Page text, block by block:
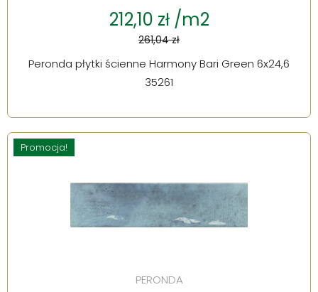
212,10 zł /m2
261,04 zł
Peronda płytki ścienne Harmony Bari Green 6x24,6
35261
Promocja!
PERONDA